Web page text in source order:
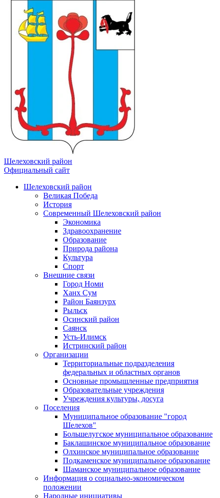
Шелеховский район
Официальный сайт
Шелеховский район
Великая Победа
История
Современный Шелеховский район
Экономика
Здравоохранение
Образование
Природа района
Культура
Спорт
Внешние связи
Город Номи
Ханх Сум
Район Баянзурх
Рыльск
Осинский район
Саянск
Усть-Илимск
Истринский район
Организации
Территориальные подразделения
федеральных и областных органов
Основные промышленные предприятия
Образовательные учреждения
Учреждения культуры, досуга
Поселения
Муниципальное образование "город
Шелехов"
Большелугское муниципальное образование
Баклашинское муниципальное образование
Олхинское муниципальное образование
Подкаменское муниципальное образование
Шаманское муниципальное образование
Информация о социально-экономическом
положении
Народные инициативы